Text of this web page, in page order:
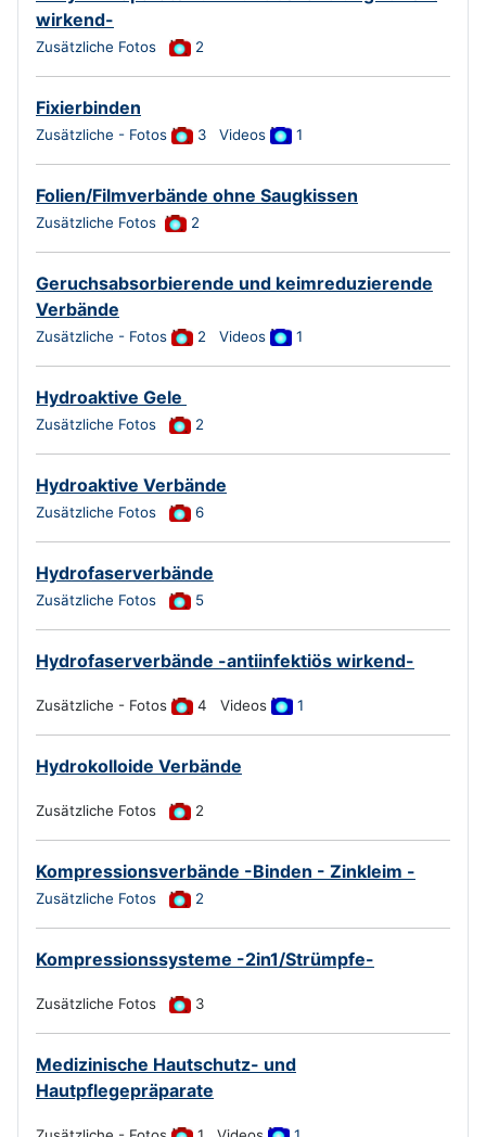
wirkend-
Zusätzliche Fotos 2
Fixierbinden
Zusätzliche - Fotos 3 Videos 1
Folien/Filmverbände ohne Saugkissen
Zusätzliche Fotos 2
Geruchsabsorbierende und keimreduzierende
Verbände
Zusätzliche - Fotos 2 Videos 1
Hydroaktive Gele
Zusätzliche Fotos 2
Hydroaktive Verbände
Zusätzliche Fotos 6
Hydrofaserverbände
Zusätzliche Fotos 5
Hydrofaserverbände -antiinfektiös wirkend-
Zusätzliche - Fotos 4 Videos 1
Hydrokolloide Verbände
Zusätzliche Fotos 2
Kompressionsverbände -Binden - Zinkleim -
Zusätzliche Fotos 2
Kompressionssysteme -2in1/Strümpfe-
Zusätzliche Fotos 3
Medizinische Hautschutz- und
Hautpflegepräparate